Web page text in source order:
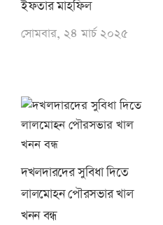
ইফতার মাহফিল
সোমবার, ২৪ মার্চ ২০২৫
দখলদারদের সুবিধা দিতে
লালমোহন পৌরসভার খাল
খনন বন্ধ